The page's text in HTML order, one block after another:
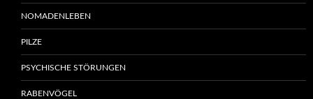
NOMADENLEBEN
PILZE
PSYCHISCHE STÖRUNGEN
RABENVÖGEL